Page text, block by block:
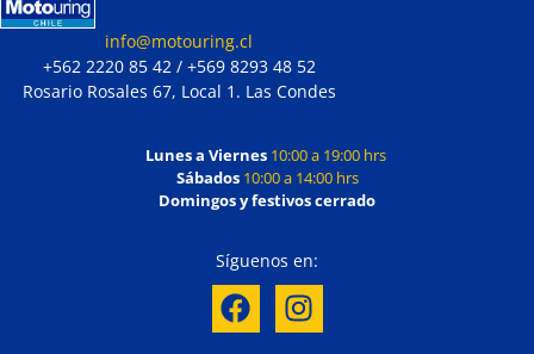
info@motouring.cl
+562 2220 85 42 / +569 8293 48 52
Rosario Rosales 67, Local 1. Las Condes
Lunes a Viernes 10:00 a 19:00 hrs
Sábados 10:00 a 14:00 hrs
Domingos y festivos cerrado
Síguenos en: